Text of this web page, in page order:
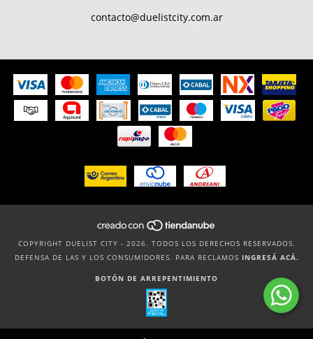
contacto@duelistcity.com.ar
COPYRIGHT DUELIST CITY - 2026. TODOS LOS DERECHOS RESERVADOS.
DEFENSA DE LAS Y LOS CONSUMIDORES. PARA RECLAMOS INGRESÁ ACÁ.
BOTÓN DE ARREPENTIMIENTO